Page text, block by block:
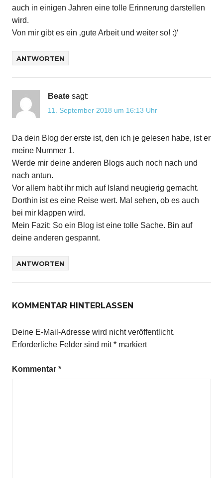
auch in einigen Jahren eine tolle Erinnerung darstellen
wird.
Von mir gibt es ein ‚gute Arbeit und weiter so! :)‘
ANTWORTEN
Beate sagt:
11. September 2018 um 16:13 Uhr
Da dein Blog der erste ist, den ich je gelesen habe, ist er
meine Nummer 1.
Werde mir deine anderen Blogs auch noch nach und
nach antun.
Vor allem habt ihr mich auf Island neugierig gemacht.
Dorthin ist es eine Reise wert. Mal sehen, ob es auch
bei mir klappen wird.
Mein Fazit: So ein Blog ist eine tolle Sache. Bin auf
deine anderen gespannt.
ANTWORTEN
KOMMENTAR HINTERLASSEN
Deine E-Mail-Adresse wird nicht veröffentlicht.
Erforderliche Felder sind mit* markiert
Kommentar *